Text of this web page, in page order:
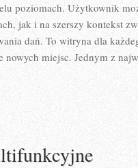
poziomach. Użytkownik
jak i na szerszy kontekst
dań. To witryna dla
miejsc. Jednym z